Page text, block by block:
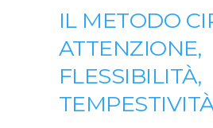
IL METODO
ATTENZIONE,
FLESSIBILITÀ,